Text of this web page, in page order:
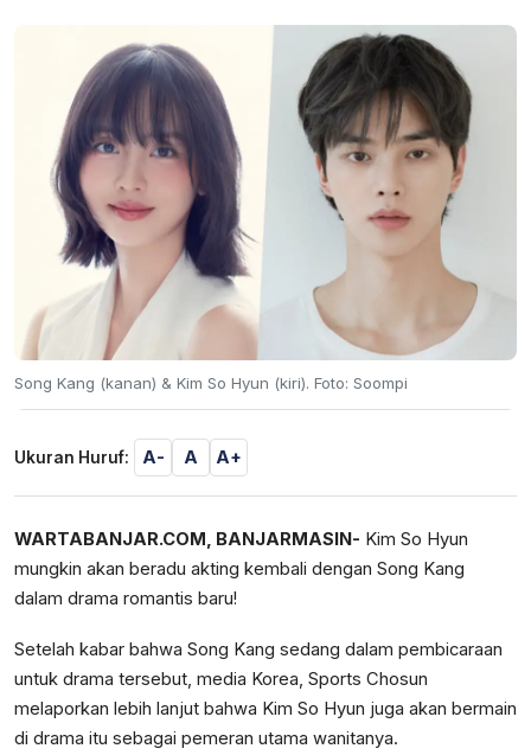
Song Kang (kanan) & Kim So Hyun (kiri). Foto: Soompi
Ukuran Huruf: A- A A+
WARTABANJAR.COM, BANJARMASIN- Kim So Hyun
mungkin akan beradu akting kembali dengan Song Kang
dalam drama romantis baru!
Setelah kabar bahwa Song Kang sedang dalam pembicaraan
untuk drama tersebut, media Korea, Sports Chosun
melaporkan lebih lanjut bahwa Kim So Hyun juga akan bermain
di drama itu sebagai pemeran utama wanitanya.